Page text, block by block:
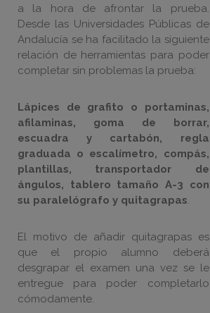
a la hora de afrontar la prueba.
Desde las Universidades Públicas de
Andalucía se ha facilitado la siguiente
relación de herramientas para poder
completar sin problemas la prueba:
Lápices de grafito o portaminas,
afilaminas, goma de borrar,
escuadra y cartabón, regla
graduada o escalímetro, compás,
plantillas, transportador de
ángulos, tablero tamaño A-3 con
su paralelógrafo y quitagrapas.
El motivo de añadir quitagrapas es
que el propio alumno deberá
desgrapar el examen una vez se le
entregue para poder completarlo
cómodamente.